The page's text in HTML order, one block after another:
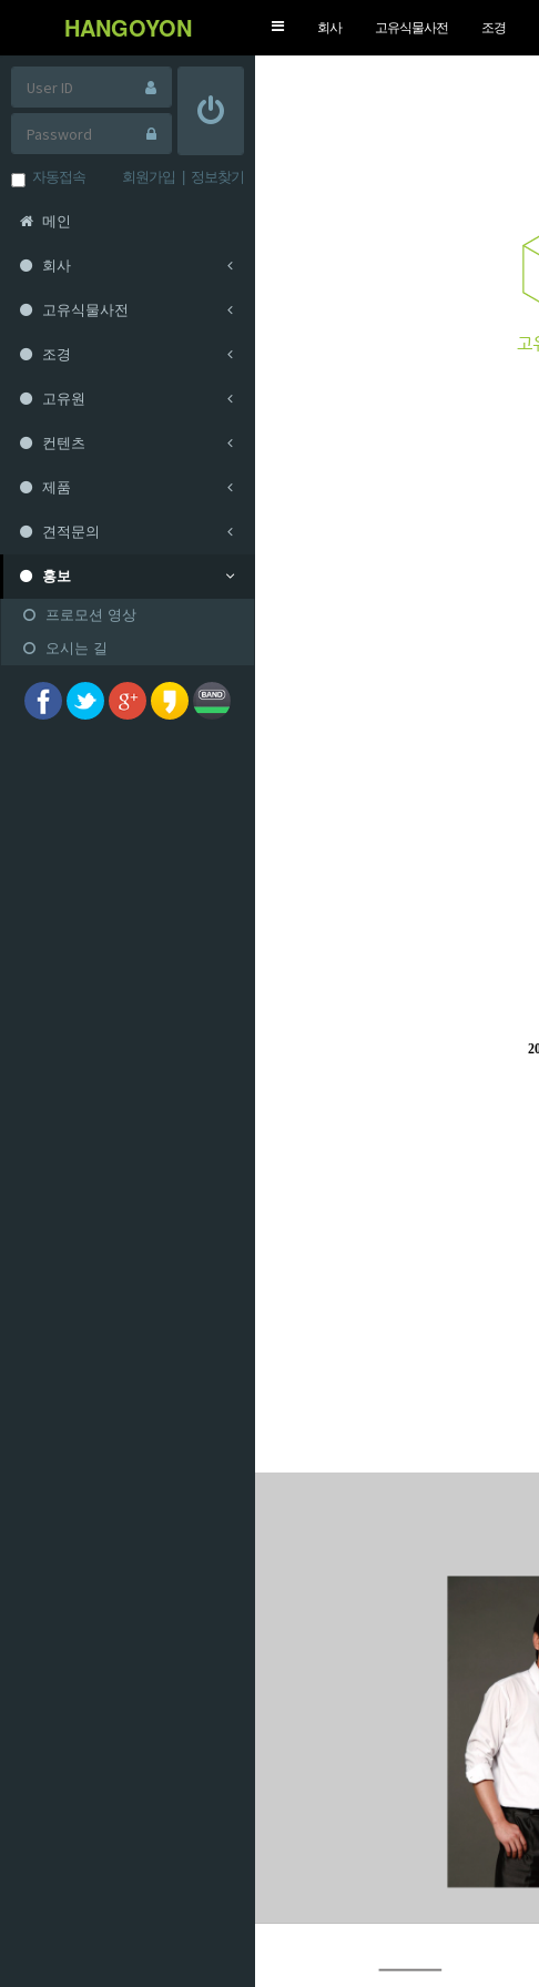
HANGOYON
Toggle회사 고유식물사전 조경
자동접속 회원가입 정보찾기
메인
회사
고유식물사전
조경
고유원
컨텐츠
제품
견적문의
홍보
프로모션 영상
오시는 길